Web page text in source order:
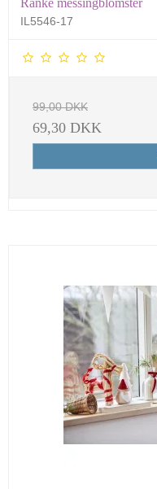
Ranke messingblomster
IL5546-17
99,00 DKK
69,30 DKK